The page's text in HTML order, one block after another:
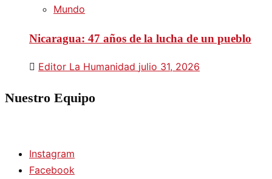
Mundo
Nicaragua: 47 años de la lucha de un pueblo
Editor La Humanidad julio 31, 2026
Nuestro Equipo
Instagram
Facebook